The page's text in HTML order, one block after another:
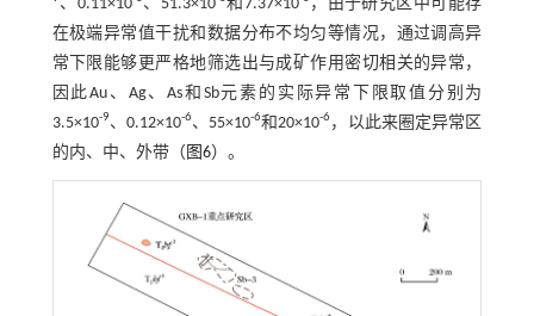
、0.11×10 、51.3×10 和7.37×10
，由于研究区中可能存
在极端异常值干扰和数据分布不均匀等情况，通过调高异
常下限能够更严格地筛选出与成矿作用密切相关的异常，
因此Au、Ag、As和Sb元素的实际异常下限取值分别为
3.5×10-9、0.12×10-6、55×10-6和20×10-6，以此来圈定异常区
的内、中、外带（ 图6）。